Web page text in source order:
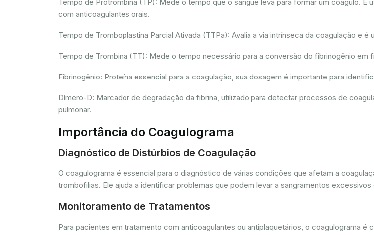
Tempo de Protrombina (TP): Mede o tempo que o sangue leva para formar um coágulo. É
com anticoagulantes orais.
Tempo de Tromboplastina Parcial Ativada (TTPa): Avalia a via intrínseca da coagulação e é
Tempo de Trombina (TT): Mede o tempo necessário para a conversão do fibrinogênio em
Fibrinogênio: Proteína essencial para a coagulação, sua dosagem é importante para
Dímero-D: Marcador de degradação da fibrina, utilizado para detectar processos de
pulmonar.
Importância do Coagulograma
Diagnóstico de Distúrbios de Coagulação
O coagulograma é essencial para o diagnóstico de várias condições que afetam a
trombofilias. Ele ajuda a identificar problemas que podem levar a sangramentos
Monitoramento de Tratamentos
Para pacientes em tratamento com anticoagulantes ou antiplaquetários, o coagulograma é